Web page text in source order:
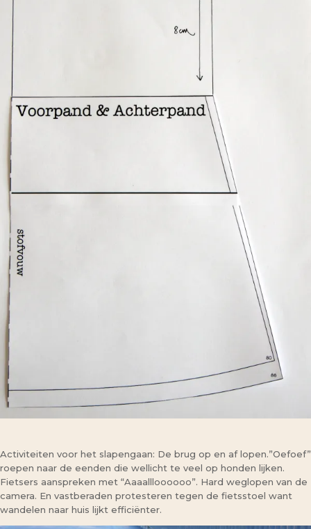
Activiteiten voor het slapengaan: De brug op en af lopen.”Oefoef”
roepen naar de eenden die wellicht te veel op honden lijken.
Fietsers aanspreken met “Aaaallloooooo”. Hard weglopen van de
camera. En vastberaden protesteren tegen de fietsstoel want
wandelen naar huis lijkt efficiënter.